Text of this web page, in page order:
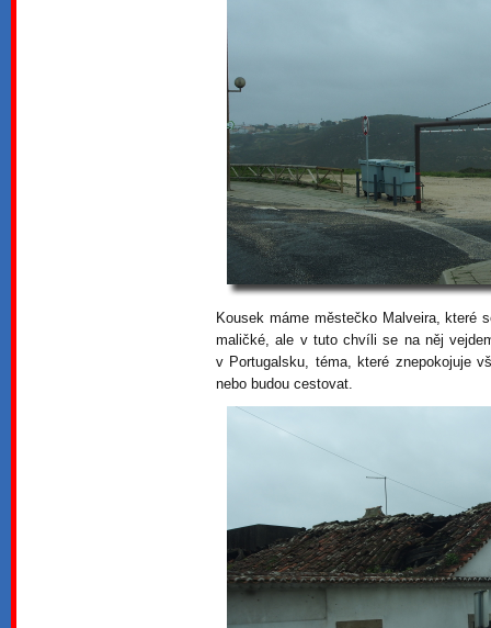
Kousek máme městečko Malveira, které
maličké, ale v tuto chvíli se na něj
v Portugalsku, téma, které znepokojuje
nebo budou cestovat.